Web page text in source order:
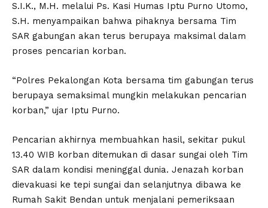
S.I.K., M.H. melalui Ps. Kasi Humas Iptu Purno Utomo,
S.H. menyampaikan bahwa pihaknya bersama Tim
SAR gabungan akan terus berupaya maksimal dalam
proses pencarian korban.
“Polres Pekalongan Kota bersama tim gabungan terus
berupaya semaksimal mungkin melakukan pencarian
korban,” ujar Iptu Purno.
Pencarian akhirnya membuahkan hasil, sekitar pukul
13.40 WIB korban ditemukan di dasar sungai oleh Tim
SAR dalam kondisi meninggal dunia. Jenazah korban
dievakuasi ke tepi sungai dan selanjutnya dibawa ke
Rumah Sakit Bendan untuk menjalani pemeriksaan